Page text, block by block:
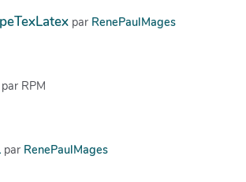
par RenePaulMages
par RPM
par RenePaulMages